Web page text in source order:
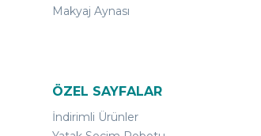
Makyaj Aynası
ÖZEL SAYFALAR
İndirimli Ürünler